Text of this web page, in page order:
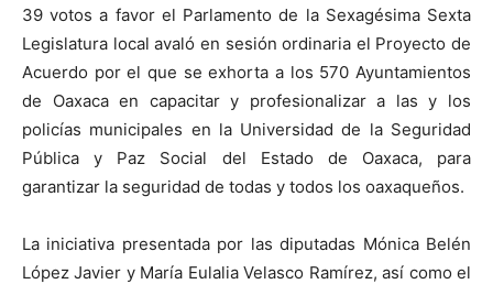
39 votos a favor el Parlamento de la Sexagésima Sexta
Legislatura local avaló en sesión ordinaria el Proyecto de
Acuerdo por el que se exhorta a los 570 Ayuntamientos
de Oaxaca en capacitar y profesionalizar a las y los
policías municipales en la Universidad de la Seguridad
Pública y Paz Social del Estado de Oaxaca, para
garantizar la seguridad de todas y todos los oaxaqueños.
La iniciativa presentada por las diputadas Mónica Belén
López Javier y María Eulalia Velasco Ramírez, así como el